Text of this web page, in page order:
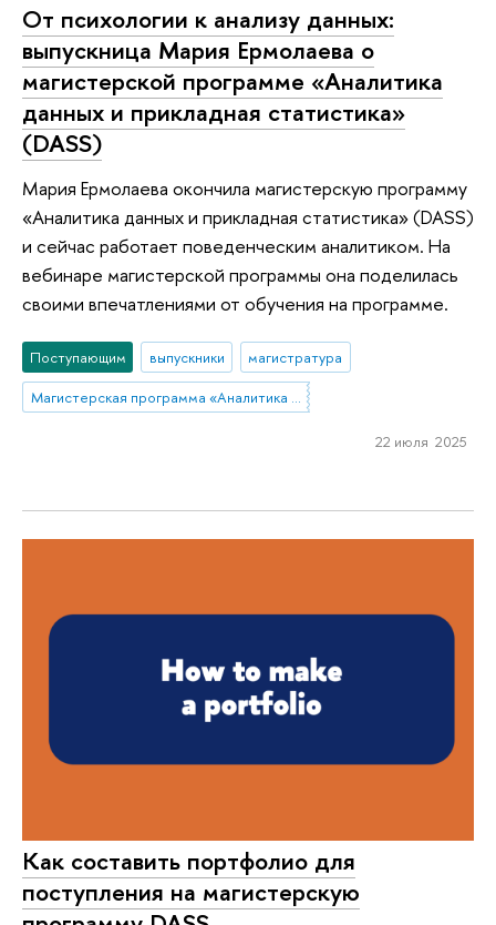
От психологии к анализу данных:
выпускница Мария Ермолаева о
магистерской программе «Аналитика
данных и прикладная статистика»
(DASS)
Мария Ермолаева окончила магистерскую программу
«Аналитика данных и прикладная статистика» (DASS)
и сейчас работает поведенческим аналитиком. На
вебинаре магистерской программы она поделилась
своими впечатлениями от обучения на программе.
Поступающим выпускники
магистратура
Магистерская программа «Аналитика данных и прикладная статистика / Data Analytics and Social Statistics»
22 июля 2025
Как составить портфолио для
поступления на магистерскую